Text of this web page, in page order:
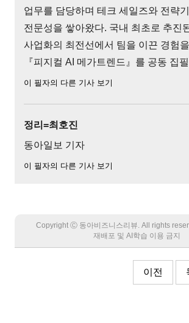
업무를 담당하며 테크 세일즈와 전략
전문성을 쌓아왔다. 국내 최초로 추진
사업화의 최전선에서 팀을 이끈 경험
『피지컬 AI 메가트렌드』를 공동 집
이 필자의 다른 기사 보기
정리=최호진
동아일보 기자
이 필자의 다른 기사 보기
Copyright Ⓒ 동아비즈니스리뷰. All rights
재배포 및 AI학습 이용 금지
이전